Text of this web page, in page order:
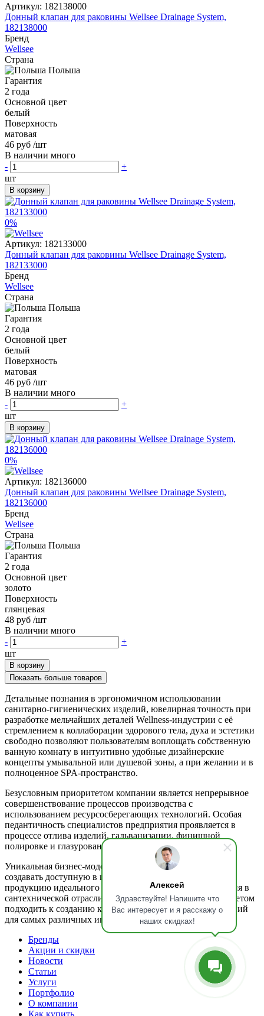
Алексей
Здравствуйте! Напишите что
Вас интересует и я расскажу о
наших скидках!
Артикул: 182138000
Донный клапан для раковины Wellsee Drainage System,
182138000
Бренд
Wellsee
Страна
Польша
Гарантия
2 года
Основной цвет
белый
Поверхность
матовая
46 руб /шт
В наличии много
-
+
шт
В корзину
0%
Артикул: 182133000
Донный клапан для раковины Wellsee Drainage System,
182133000
Бренд
Wellsee
Страна
Польша
Гарантия
2 года
Основной цвет
белый
Поверхность
матовая
46 руб /шт
В наличии много
-
+
шт
В корзину
0%
Артикул: 182136000
Донный клапан для раковины Wellsee Drainage System,
182136000
Бренд
Wellsee
Страна
Польша
Гарантия
2 года
Основной цвет
золото
Поверхность
глянцевая
48 руб /шт
В наличии много
-
+
шт
В корзину
Показать больше товаров
Детальные познания в эргономичном использовании
санитарно-гигиенических изделий, ювелирная точность при
разработке мельчайших деталей Wellness-индустрии с её
стремлением к коллаборации здорового тела, духа и эстетики
свободно позволяют пользователям воплощать собственную
ванную комнату в интуитивно удобные дизайнерские
концепты умывальной или душевой зоны, а при желании и в
полноценное SPA-пространство.
Безусловным приоритетом компании является непрерывное
совершенствование процессов производства с
использованием ресурсосберегающих технологий. Особая
педантичность специалистов предприятия проявляется в
процессе отлива изделий, гальванизации, финишной
полировке и глазуровании керамических изделий.
Уникальная бизнес-модель, в контексте которой удается
создавать доступную в широком ценовом диапазоне
продукцию идеального качества, и передовые достижения в
сантехнической отрасли позволяют скрупулезно и с трепетом
подходить к созданию комплексных дизайнерских решений
для самых различных интерьеров ванных комнат.
Бренды
Акции и скидки
Новости
Статьи
Услуги
Портфолио
О компании
Как купить